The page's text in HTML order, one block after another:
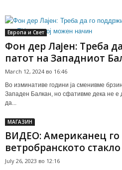
Европа и Свет
Фон дер Лајен: Треба
патот на Западниот
March 12, 2024 во 16:46
Во изминативе години ја сменивме
Западен Балкан, но сфативме дека не е
да...
МАГАЗИН
ВИДЕО: Американец
ветробранското
July 26, 2023 во 12:16